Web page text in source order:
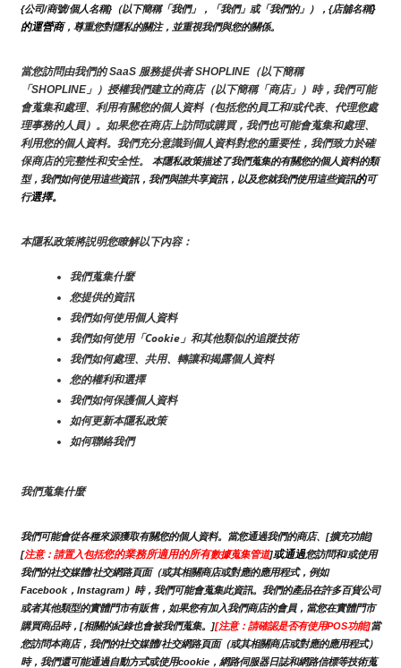
{公司/商號/個人名稱}（以下簡稱「我們」，「我們」或「我們的」），{店舖名稱}
的運營商，尊重您對隱私的關注，並重視我們與您的關係。
當您訪問由我們的 SaaS 服務提供者 SHOPLINE（以下簡稱
「SHOPLINE」）授權我們建立的商店（以下簡稱「商店」）時，我們可能
會蒐集和處理、利用有關您的個人資料（包括您的員工和/或代表、代理您處
理事務的人員）。如果您在商店上訪問或購買，我們也可能會蒐集和處理、
利用您的個人資料。我們充分意識到個人資料對您的重要性，我們致力於確
保商店的完整性和安全性。
本隱私政策描述了我們蒐集的有關您的個人資料的類
型，我們如何使用這些資訊，我們與誰共享資訊，以及您就我們使用這些資訊的可
行選擇。
本隱私政策將説明您瞭解以下內容：
我們蒐集什麼
您提供的資訊
我們如何使用個人資料
我們如何使用「Cookie」和其他類似的追蹤技術
我們如何處理、共用、轉讓和揭露個人資料
您的權利和選擇
我們如何保護個人資料
如何更新本隱私政策
如何聯絡我們
我們蒐集什麼
我們可能會從各種來源獲取有關您的個人資料。當您通過我們的商店、[擴充功能]
[注意：請置入包括您的業務所適用的所有數據蒐集管道]或通過您訪問和/或使用
我們的社交媒體/社交網路頁面（或其相關商店或對應的應用程式，例如
Facebook，Instagram）時，我們可能會蒐集此資訊。我們的產品在許多百貨公司
或者其他類型的實體門市有販售，如果您有加入我們商店的會員，當您在實體門市
購買商品時，[相關的紀錄也會被我們蒐集。][注意：請確認是否有使用POS功能]當
您訪問本商店，我們的社交媒體/社交網路頁面（或其相關商店或對應的應用程式）
時，我們還可能通過自動方式或使用cookie，網路伺服器日誌和網路信標等技術蒐